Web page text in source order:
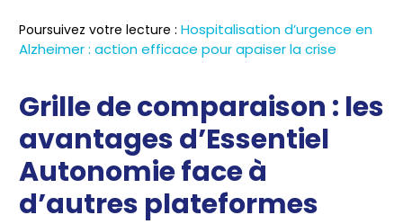
Poursuivez votre lecture : Hospitalisation d’urgence en
Alzheimer : action efficace pour apaiser la crise
Grille de comparaison : les
avantages d’Essentiel
Autonomie face à
d’autres plateformes